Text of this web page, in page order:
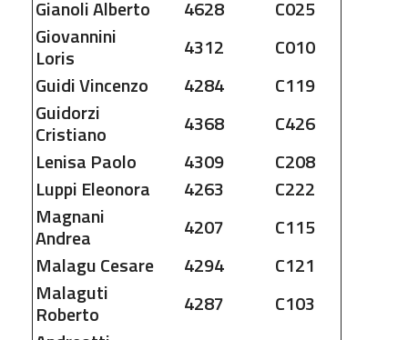
GianoliAlberto 4628
C025
Giovannini
Loris 4312
C010
GuidiVincenzo 4284
C119
Guidorzi
Cristiano 4368
C426
Lenisa Paolo 4309
C208
Luppi Eleonora 4263
C222
Magnani
Andrea 4207
C115
MalaguCesare 4294
C121
Malaguti
Roberto 4287
C103